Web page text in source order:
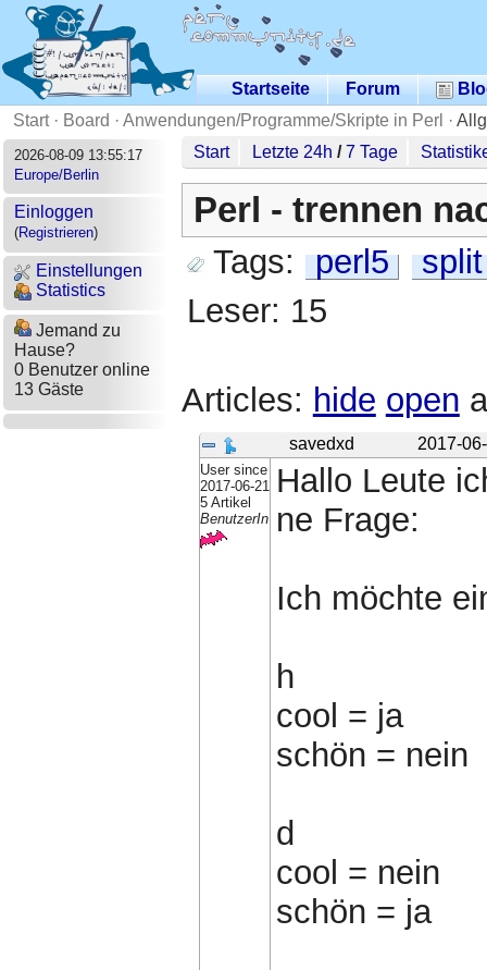
Startseite Forum
Start· Board · Anwendungen/Programme/Skripte in Perl ·
2026-08-09 13:55:17
Europe/Berlin
Einloggen
(Registrieren)
Einstellungen
Statistics
Jemand zu
Hause?
0 Benutzer online
13 Gäste
Start Letzte 24h /7 Tage
Perl - trennen
Tags: perl5
split
Leser: 15
Articles: hide open
savedxd 2017-
User since
2017-06-21
5 Artikel
BenutzerIn
Hallo Leute
ne Frage:
Ich möchte
h
cool = ja
schön = nein
d
cool = nein
schön = ja